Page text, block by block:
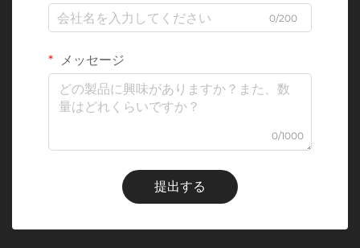
0/200
メッセージ
0/1000
提出する